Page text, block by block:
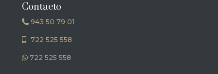
Contacto
943 50 79 01
722 525 558
722 525 558